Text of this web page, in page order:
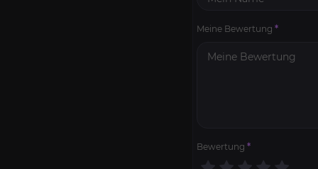
Meine Bewertung *
Bewertung *